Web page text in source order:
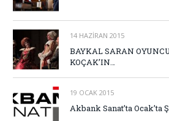
14 HAZIRAN 2015
BAYKAL SARAN
KOÇAK’IN…
19 OCAK 2015
Akbank Sanat’ta Ocak’ta